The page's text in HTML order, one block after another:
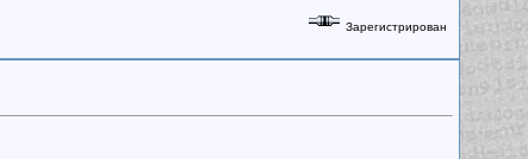
Зарегистрирован